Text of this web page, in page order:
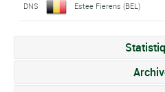
DNS Estee Fierens (BEL)